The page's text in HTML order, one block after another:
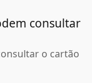
consultar
o cartão